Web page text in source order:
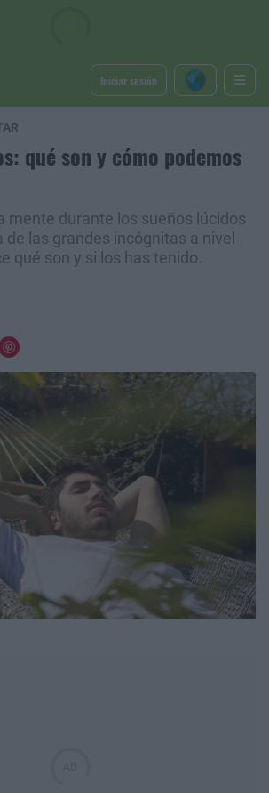
Iniciar sesión
qué son y cómo podemos
mente durante los sueños lúcidos
de las grandes incógnitas a nivel
qué son y si los has tenido.